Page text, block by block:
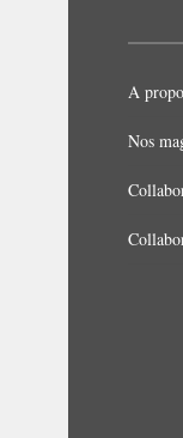
A
Nos